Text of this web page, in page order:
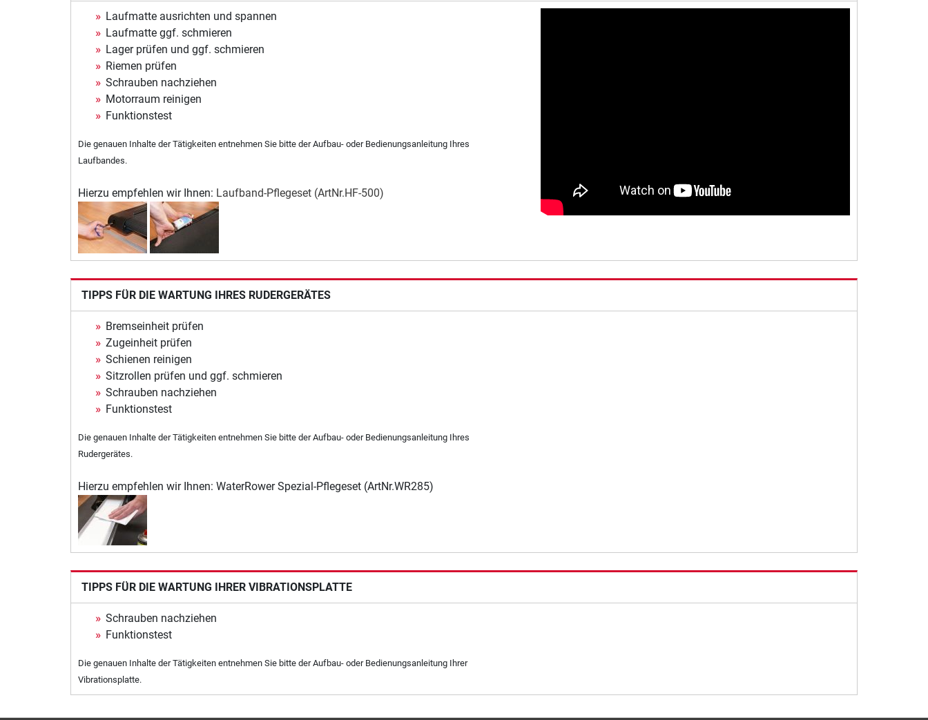
Laufmatte ausrichten und spannen
Laufmatte ggf. schmieren
Lager prüfen und ggf. schmieren
Riemen prüfen
Schrauben nachziehen
Motorraum reinigen
Funktionstest
Die genauen Inhalte der Tätigkeiten entnehmen Sie bitte der Aufbau- oder Bedienungsanleitung Ihres
Laufbandes.
Hierzu empfehlen wir Ihnen: Laufband-Pflegeset (ArtNr.HF-500)
TIPPS FÜR DIE WARTUNG IHRES RUDERGERÄTES
Bremseinheit prüfen
Zugeinheit prüfen
Schienen reinigen
Sitzrollen prüfen und ggf. schmieren
Schrauben nachziehen
Funktionstest
Die genauen Inhalte der Tätigkeiten entnehmen Sie bitte der Aufbau- oder Bedienungsanleitung Ihres
Rudergerätes.
Hierzu empfehlen wir Ihnen: WaterRower Spezial-Pflegeset (ArtNr.WR285)
TIPPS FÜR DIE WARTUNG IHRER VIBRATIONSPLATTE
Schrauben nachziehen
Funktionstest
Die genauen Inhalte der Tätigkeiten entnehmen Sie bitte der Aufbau- oder Bedienungsanleitung Ihrer
Vibrationsplatte.